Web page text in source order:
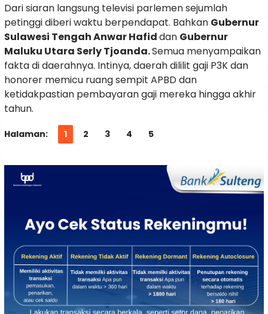
Dari siaran langsung televisi parlemen sejumlah
petinggi diberi waktu berpendapat. Bahkan Gubernur
Sulawesi Tengah Anwar Hafiddan Gubernur
Maluku Utara Serly Tjoanda.Semua menyampaikan
fakta di daerahnya. Intinya, daerah dililit gaji P3K dan
honorer memicu ruang sempit APBD dan
ketidakpastian pembayaran gaji mereka hingga akhir
tahun.
Halaman: 1 2 3 4 5